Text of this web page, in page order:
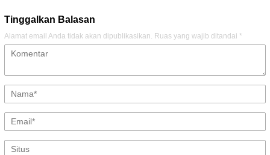
Tinggalkan Balasan
Alamat email Anda tidak akan dipublikasikan. Ruas yang wajib ditandai *